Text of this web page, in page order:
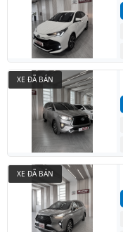
XE ĐÃ BÁN
XE ĐÃ BÁN